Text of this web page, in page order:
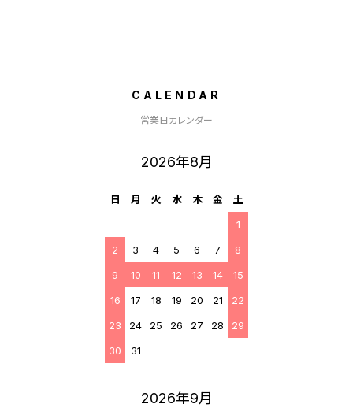
CALENDAR
営業日カレンダー
2026年8月
日 月 火 水 木 金
土
1
2
3 4 5 6 7
8
9
10 11 12 13 14
15
16
17 18 19 20 21
22
23
24 25 26 27 28
29
30
31
2026年9月